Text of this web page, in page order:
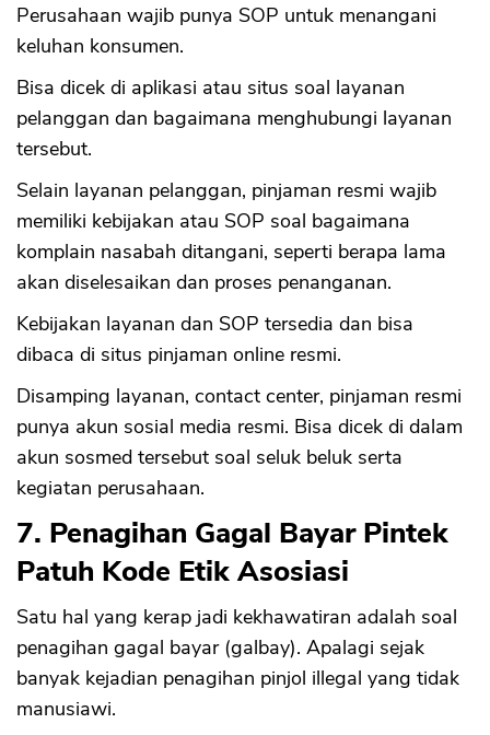
Perusahaan wajib punya SOP untuk menangani
keluhan konsumen.
Bisa dicek di aplikasi atau situs soal layanan
pelanggan dan bagaimana menghubungi layanan
tersebut.
Selain layanan pelanggan, pinjaman resmi wajib
memiliki kebijakan atau SOP soal bagaimana
komplain nasabah ditangani, seperti berapa lama
akan diselesaikan dan proses penanganan.
Kebijakan layanan dan SOP tersedia dan bisa
dibaca di situs pinjaman online resmi.
Disamping layanan, contact center, pinjaman resmi
punya akun sosial media resmi. Bisa dicek di dalam
akun sosmed tersebut soal seluk beluk serta
kegiatan perusahaan.
7. Penagihan Gagal Bayar Pintek
Patuh Kode Etik Asosiasi
Satu hal yang kerap jadi kekhawatiran adalah soal
penagihan gagal bayar (galbay). Apalagi sejak
banyak kejadian penagihan pinjol illegal yang tidak
manusiawi.
CANCEL